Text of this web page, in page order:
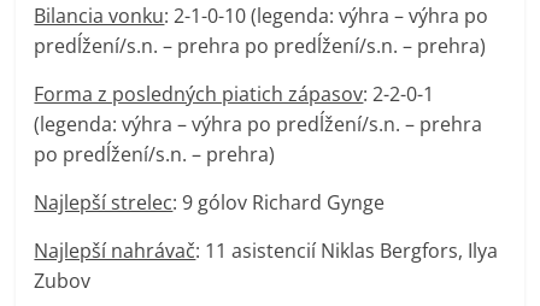
Bilancia vonku: 2-1-0-10 (legenda: výhra – výhra po
predĺžení/s.n. – prehra po predĺžení/s.n. – prehra)
Forma z posledných piatich zápasov: 2-2-0-1
(legenda: výhra – výhra po predĺžení/s.n. – prehra
po predĺžení/s.n. – prehra)
Najlepší strelec: 9 gólov Richard Gynge
Najlepší nahrávač: 11 asistencií Niklas Bergfors, Ilya
Zubov